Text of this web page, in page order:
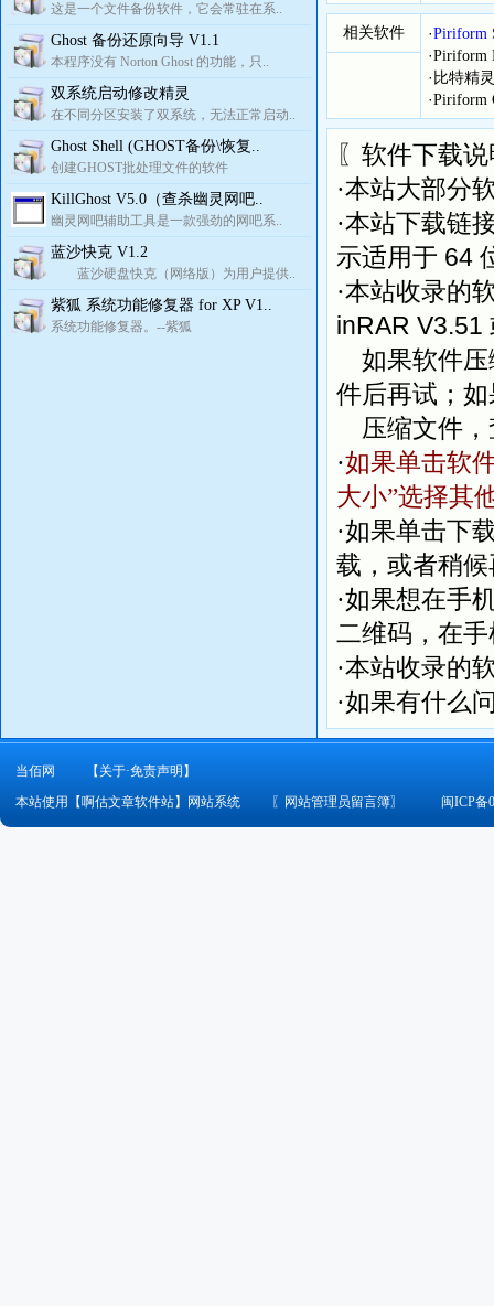
这是一个文件备份软件，它会常驻在系..
Ghost 备份还原向导 V1.1
本程序没有 Norton Ghost 的功能，只..
双系统启动修改精灵
在不同分区安装了双系统，无法正常启动..
Ghost Shell (GHOST备份\恢复..
创建GHOST批处理文件的软件
KillGhost V5.0（查杀幽灵网吧..
幽灵网吧辅助工具是一款强劲的网吧系..
蓝沙快克 V1.2
蓝沙硬盘快克（网络版）为用户提供..
紫狐 系统功能修复器 for XP V1..
系统功能修复器。--紫狐
相关软件 ·Piriform
·Piriform
· 比特精
·Piriform
〖软件下载
·本站大部分
·本站下载链
示适用于 64
·本站收录的
inRAR V3.51
如果软件压
件后再试；
压缩文件，
·如果单击软
大小”选择其
·如果单击下
载，或者稍
·如果想在手
二维码，在
·本站收录的
·如果有什么
当佰网
【关于·免责声明】
本站使用【啊估文章软件站】网站系统
〖 网站管理员留言簿〗 闽ICP备